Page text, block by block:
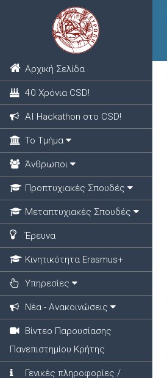
Αρχική Σελίδα
40 Χρόνια CSD!
ΑΙ Hackathon στο CSD!
Το Τμήμα
Άνθρωποι
Προπτυχιακές Σπουδές
Μεταπτυχιακές Σπουδές
Έρευνα
Κινητικότητα Erasmus+
Υπηρεσίες
Νέα - Ανακοινώσεις
Βίντεο Παρουσίασης
Πανεπιστημίου Κρήτης
Γενικές πληροφορίες /